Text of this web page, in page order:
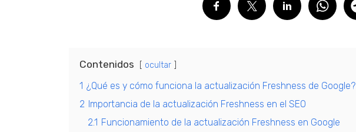
Contenidos ocultar
1 ¿Qué es y cómo funciona la actualización Freshness de Google?
2 Importancia de la actualización Freshness en el SEO
2.1 Funcionamiento de la actualización Freshness en Google